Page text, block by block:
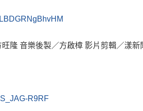
隆 音樂後製／方啟樟 影片剪輯／漾新
R9RF